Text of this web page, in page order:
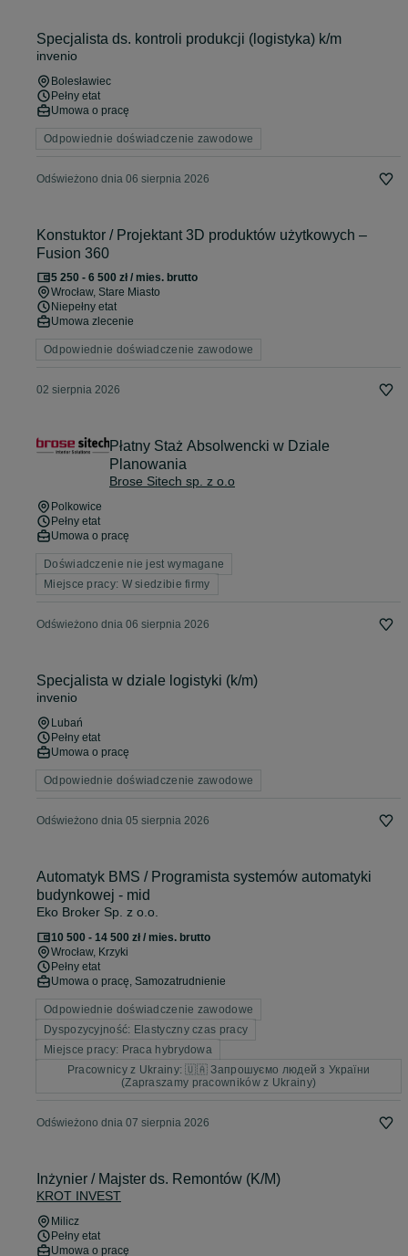
Specjalista ds. kontroli produkcji (logistyka) k/m
invenio
Bolesławiec
Pełny etat
Umowa o pracę
Odpowiednie doświadczenie zawodowe
Odświeżono dnia 06 sierpnia 2026
Konstuktor / Projektant 3D produktów użytkowych –
Fusion 360
5 250 - 6 500 zł / mies. brutto
Wrocław, Stare Miasto
Niepełny etat
Umowa zlecenie
Odpowiednie doświadczenie zawodowe
02 sierpnia 2026
Płatny Staż Absolwencki w Dziale
Planowania
Brose Sitech sp. z o.o
Polkowice
Pełny etat
Umowa o pracę
Doświadczenie nie jest wymagane
Miejsce pracy: W siedzibie firmy
Odświeżono dnia 06 sierpnia 2026
Specjalista w dziale logistyki (k/m)
invenio
Lubań
Pełny etat
Umowa o pracę
Odpowiednie doświadczenie zawodowe
Odświeżono dnia 05 sierpnia 2026
Automatyk BMS / Programista systemów automatyki
budynkowej - mid
Eko Broker Sp. z o.o.
10 500 - 14 500 zł / mies. brutto
Wrocław, Krzyki
Pełny etat
Umowa o pracę, Samozatrudnienie
Odpowiednie doświadczenie zawodowe
Dyspozycyjność: Elastyczny czas pracy
Miejsce pracy: Praca hybrydowa
Pracownicy z Ukrainy: 🇺🇦 Запрошуємо людей з України
(Zapraszamy pracowników z Ukrainy)
Odświeżono dnia 07 sierpnia 2026
Inżynier / Majster ds. Remontów (K/M)
KROT INVEST
Milicz
Pełny etat
Umowa o pracę